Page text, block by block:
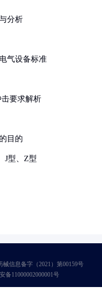
分析
气设备标准
要求解析
目的
J型、Z型
信息备字（2021）第00159号
备11000002000001号